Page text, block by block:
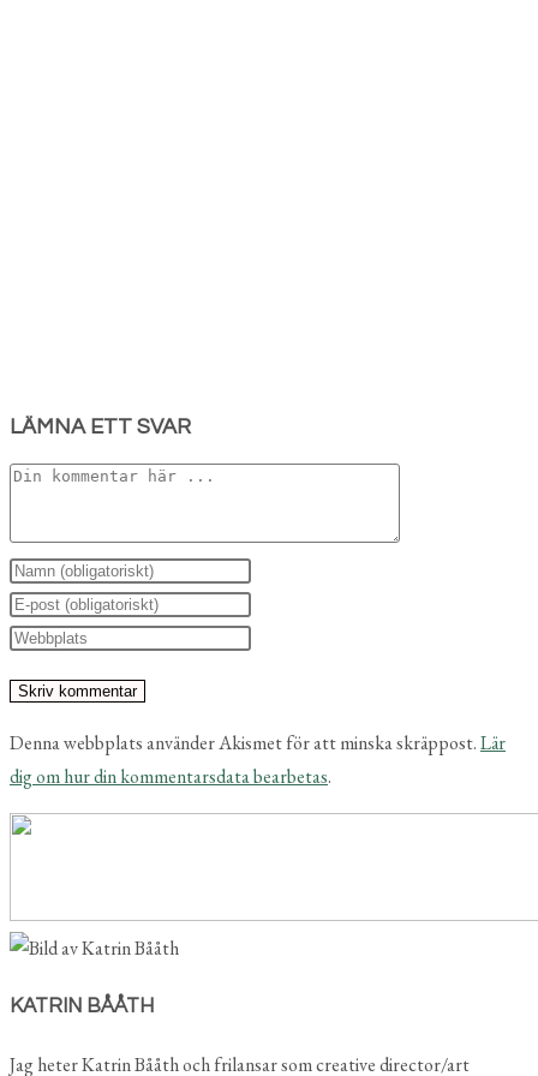
LÄMNA ETT SVAR
Kommentar
Ange
ditt
namn
användarnamn
för
att
Ange
din
postadress
för
att
Ange
till
din
webbplats
Denna webbplats använder Akismet för att minska skräppost.Lär
dig om hur din kommentarsdata bearbetas.
KATRIN BÅÅTH
Jag heter Katrin Bååth och frilansar som creative director/art